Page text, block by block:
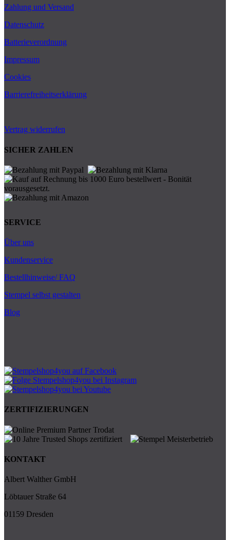
Zahlung und Versand
Datenschutz
Batterieverordnung
Impressum
Cookies
Barrierefreiheitserklärung
Vertrag widerrufen
SICHER ZAHLEN
SERVICE
Über uns
Kundenservice
Bestellhinweise/ FAQ
Stempel selbst gestalten
Blog
ZERTIFIZIERUNGEN
KONTAKT
Albert Walther GmbH
Löbtauer Straße 64
01159 Dresden